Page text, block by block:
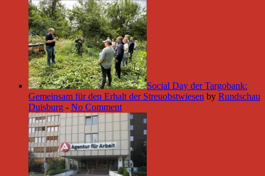
Social Day der Targobank:
Gemeinsam für den Erhalt der Streuobstwiesen by Rundschau
Duisburg - No Comment